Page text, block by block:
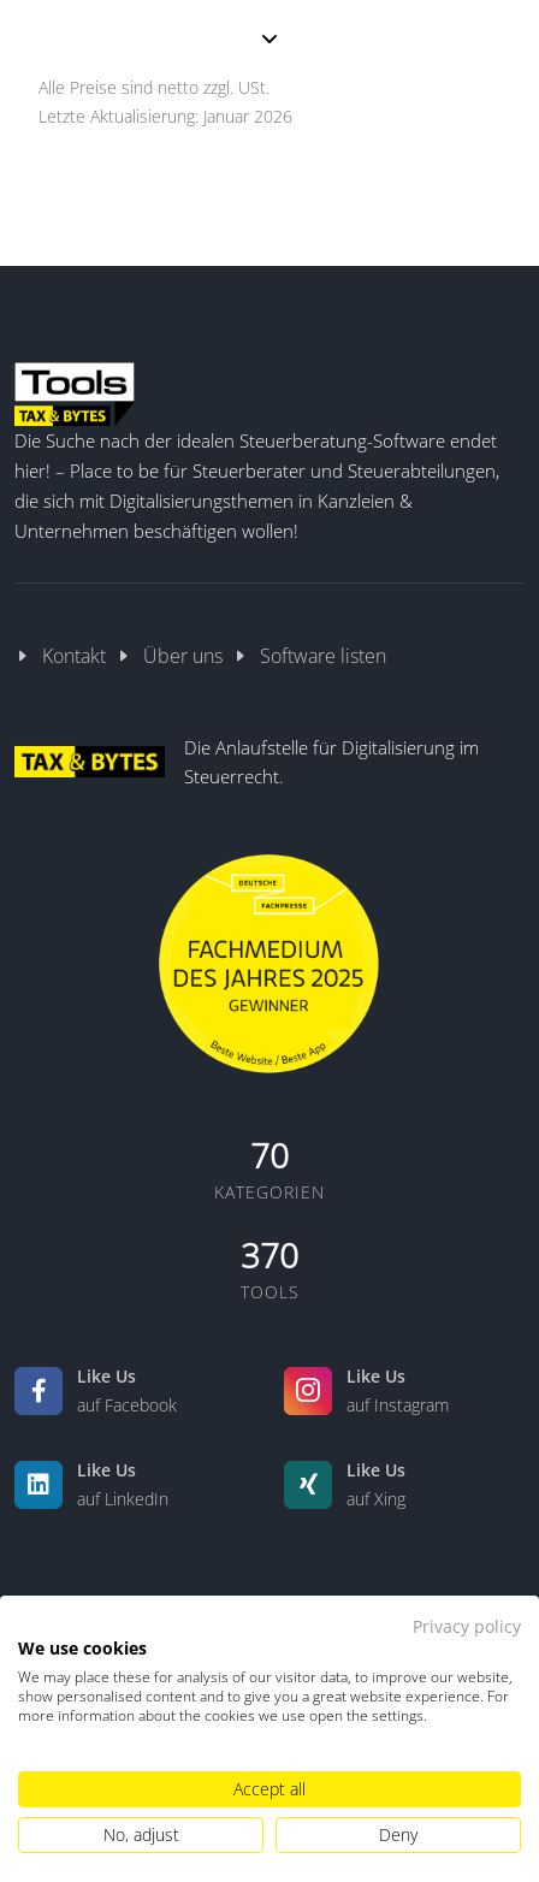
Alle Preise sind netto zzgl. USt.
Letzte Aktualisierung: Januar 2026
Die Suche nach der idealen Steuerberatung-Software endet
hier! – Place to be für Steuerberater und Steuerabteilungen,
die sich mit Digitalisierungsthemen in Kanzleien &
Unternehmen beschäftigen wollen!
Kontakt Über uns Software listen
Die Anlaufstelle für Digitalisierung im
Steuerrecht.
70
KATEGORIEN
370
TOOLS
Like Us
auf Facebook
Like Us
auf Instagram
Like Us
auf LinkedIn
Like Us
auf Xing
Kontakt Über uns
Impressum
Hinweisgebersystem
Umgang mit KI
Privacy policy
We use cookies
We may place these for analysis of our visitor data, to improve our website,
show personalised content and to give you a great website experience. For
more information about the cookies we use open the settings.
Accept all
No, adjust
Deny